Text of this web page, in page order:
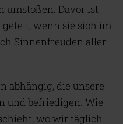
umstoßen. Davor ist
wenn sie sich im
Sinnenfreuden aller
abhängig, die unsere
und befriedigen. Wie
wo wir täglich